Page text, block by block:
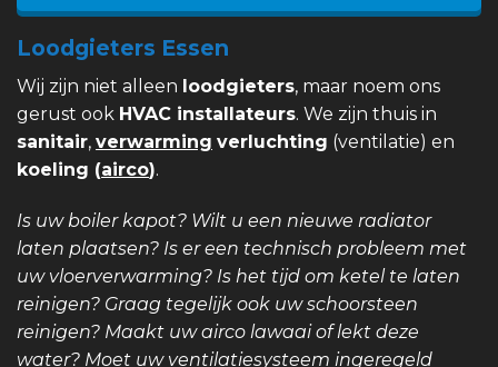
Loodgieters Essen
Wij zijn niet alleen loodgieters, maar noem ons
gerust ook HVAC installateurs. We zijn thuis in
sanitair, verwarming verluchting (ventilatie) en
koeling (airco).
Is uw boiler kapot? Wilt u een nieuwe radiator
laten plaatsen? Is er een technisch probleem met
uw vloerverwarming? Is het tijd om ketel te laten
reinigen? Graag tegelijk ook uw schoorsteen
reinigen? Maakt uw airco lawaai of lekt deze
water? Moet uw ventilatiesysteem ingeregeld